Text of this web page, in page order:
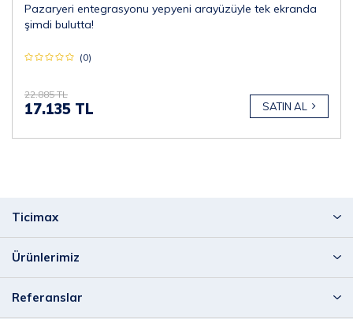
Pazaryeri entegrasyonu yepyeni arayüzüyle tek ekranda
şimdi bulutta!
(0)
22.885 TL
17.135 TL SATIN AL
Ticimax
Ürünlerimiz
Referanslar